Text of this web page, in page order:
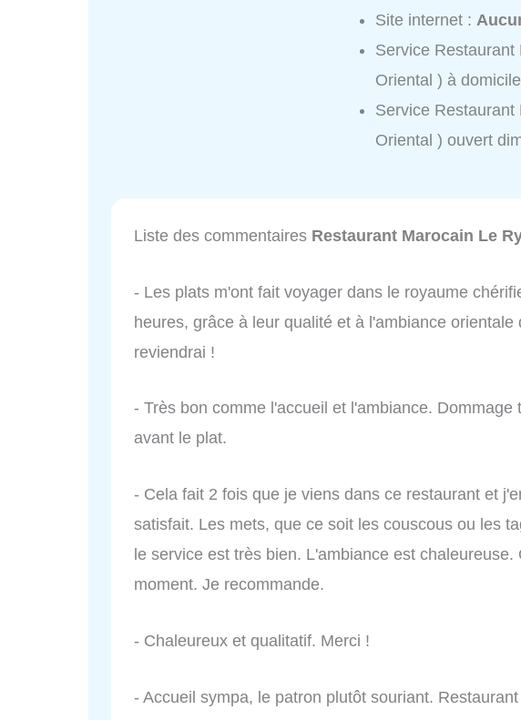
Site internet :
Service Restaurant
Oriental ) à
Service Restaurant
Oriental ) ouvert
Liste des commentaires Restaurant Marocain Le
- Les plats m'ont fait voyager dans le royaume
heures, grâce à leur qualité et à l'ambiance orientale
reviendrai !
- Très bon comme l'accueil et l'ambiance. Dommage
avant le plat.
- Cela fait 2 fois que je viens dans ce restaurant et
satisfait. Les mets, que ce soit les couscous ou les
le service est très bien. L'ambiance est chaleureuse.
moment. Je recommande.
- Chaleureux et qualitatif. Merci !
- Accueil sympa, le patron plutôt souriant.